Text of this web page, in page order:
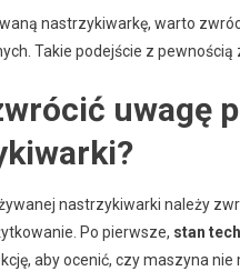
nastrzykiwarkę, warto
Takie podejście z
uwagę
nastrzykiwarki należy
Po pierwsze, stan
aby ocenić, czy maszyna